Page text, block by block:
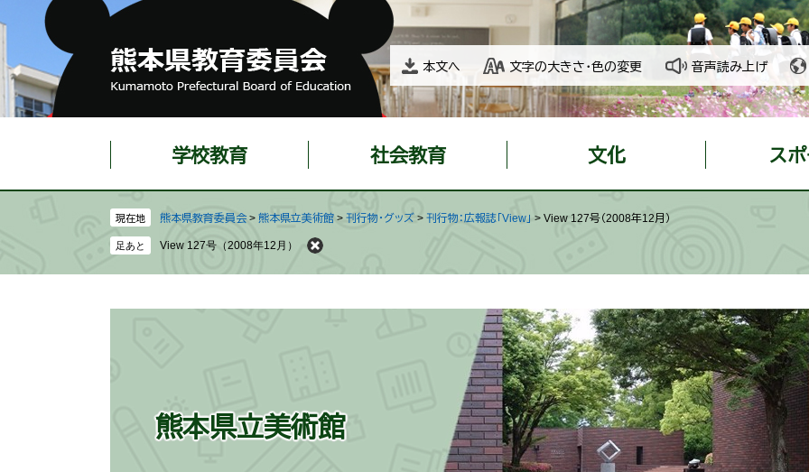
の
頭
ー
飛
本文へ 文字の大きさ・色の変更 音声読み上げ
学校教育 社会教育 文化 ス
現在地 熊本県教育委員会 > 熊本県立美術館 > 刊行物・グッズ > 刊行物：広報誌「View」 > View 127号（2008年12月）
View 127号（2008年12月）
熊本県立美術館